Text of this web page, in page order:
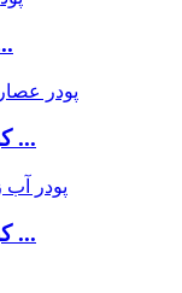
کدو
کرنبری ارگانیک دارای گواهی ...
کرنبری ارگانیک دارای گواهی ...